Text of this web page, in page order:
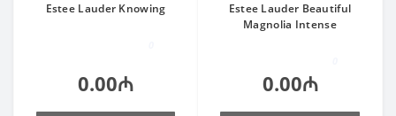
Estee Lauder Knowing
0.00₼
Estee Lauder Beautiful
Magnolia Intense
0.00₼